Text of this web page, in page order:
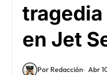
en Jet
Por Redacción Abr